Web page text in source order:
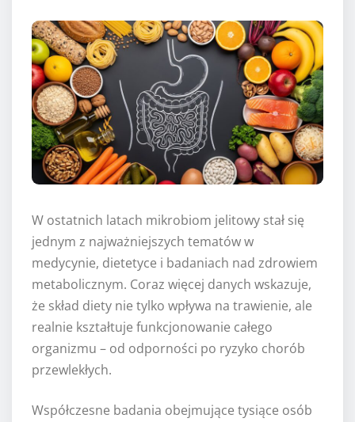
W ostatnich latach mikrobiom jelitowy stał się
jednym z najważniejszych tematów w
medycynie, dietetyce i badaniach nad zdrowiem
metabolicznym. Coraz więcej danych wskazuje,
że skład diety nie tylko wpływa na trawienie, ale
realnie kształtuje funkcjonowanie całego
organizmu – od odporności po ryzyko chorób
przewlekłych.
Współczesne badania obejmujące tysiące osób